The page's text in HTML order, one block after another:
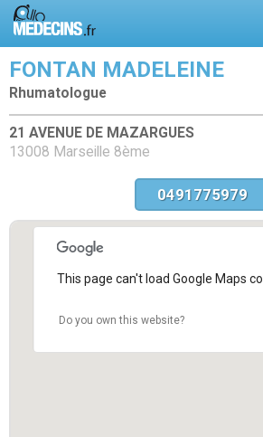
FONTAN MADELEINE
Rhumatologue
21 AVENUE DE MAZARGUES
13008 Marseille 8ème
0491775979
This page can't load Google Maps
Do you own this website?